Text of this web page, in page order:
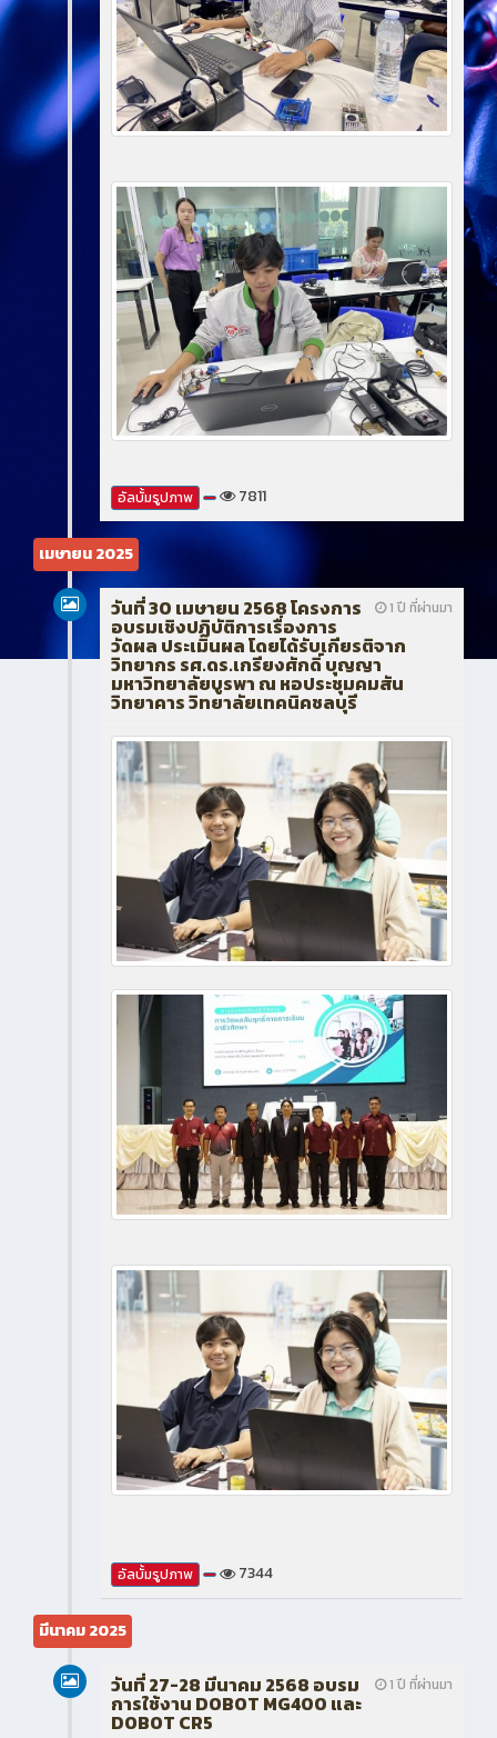
อัลบั้มรูปภาพ 7811
เมษายน 2025
1 ปี ที่ผ่านมา
วันที่ 30 เมษายน 2568 โครงการ
อบรมเชิงปฏิบัติการเรื่องการ
วัดผล ประเมินผล โดยได้รับเกียรติจาก
วิทยากร รศ.ดร.เกรียงศักดิ์ บุญญา
มหาวิทยาลัยบูรพา ณ หอประชุมคมสัน
วิทยาคาร วิทยาลัยเทคนิคชลบุรี
อัลบั้มรูปภาพ 7344
มีนาคม 2025
1 ปี ที่ผ่านมา
วันที่ 27-28 มีนาคม 2568 อบรม
การใช้งาน DOBOT MG400 และ
DOBOT CR5